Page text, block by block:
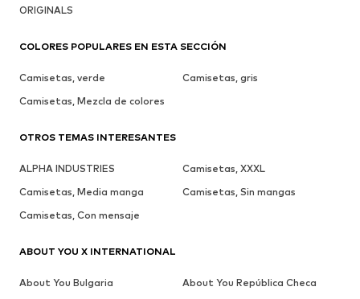
ORIGINALS
COLORES POPULARES EN ESTA SECCIÓN
Camisetas, verde
Camisetas, gris
Camisetas, Mezcla de colores
OTROS TEMAS INTERESANTES
ALPHA INDUSTRIES
Camisetas, XXXL
Camisetas, Media manga
Camisetas, Sin mangas
Camisetas, Con mensaje
ABOUT YOU X INTERNATIONAL
About You Bulgaria
About You República Checa